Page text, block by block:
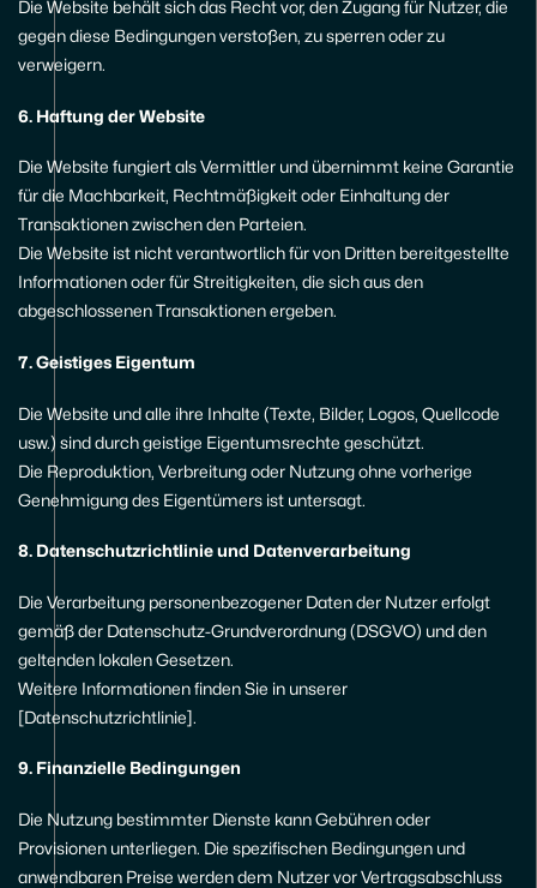
Die Website behält sich das Recht vor, den Zugang für Nutzer, die
gegen diese Bedingungen verstoßen, zu sperren oder zu
verweigern.
6. Haftung der Website
Die Website fungiert als Vermittler und übernimmt keine Garantie
für die Machbarkeit, Rechtmäßigkeit oder Einhaltung der
Transaktionen zwischen den Parteien.
Die Website ist nicht verantwortlich für von Dritten bereitgestellte
Informationen oder für Streitigkeiten, die sich aus den
abgeschlossenen Transaktionen ergeben.
7. Geistiges Eigentum
Die Website und alle ihre Inhalte (Texte, Bilder, Logos, Quellcode
usw.) sind durch geistige Eigentumsrechte geschützt.
Die Reproduktion, Verbreitung oder Nutzung ohne vorherige
Genehmigung des Eigentümers ist untersagt.
8. Datenschutzrichtlinie und Datenverarbeitung
Die Verarbeitung personenbezogener Daten der Nutzer erfolgt
gemäß der Datenschutz-Grundverordnung (DSGVO) und den
geltenden lokalen Gesetzen.
Weitere Informationen finden Sie in unserer
[Datenschutzrichtlinie].
9. Finanzielle Bedingungen
Die Nutzung bestimmter Dienste kann Gebühren oder
Provisionen unterliegen. Die spezifischen Bedingungen und
anwendbaren Preise werden dem Nutzer vor Vertragsabschluss